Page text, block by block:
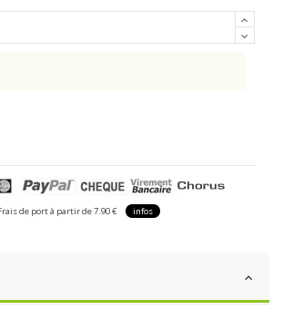
de port à partir de 7.90 € infos